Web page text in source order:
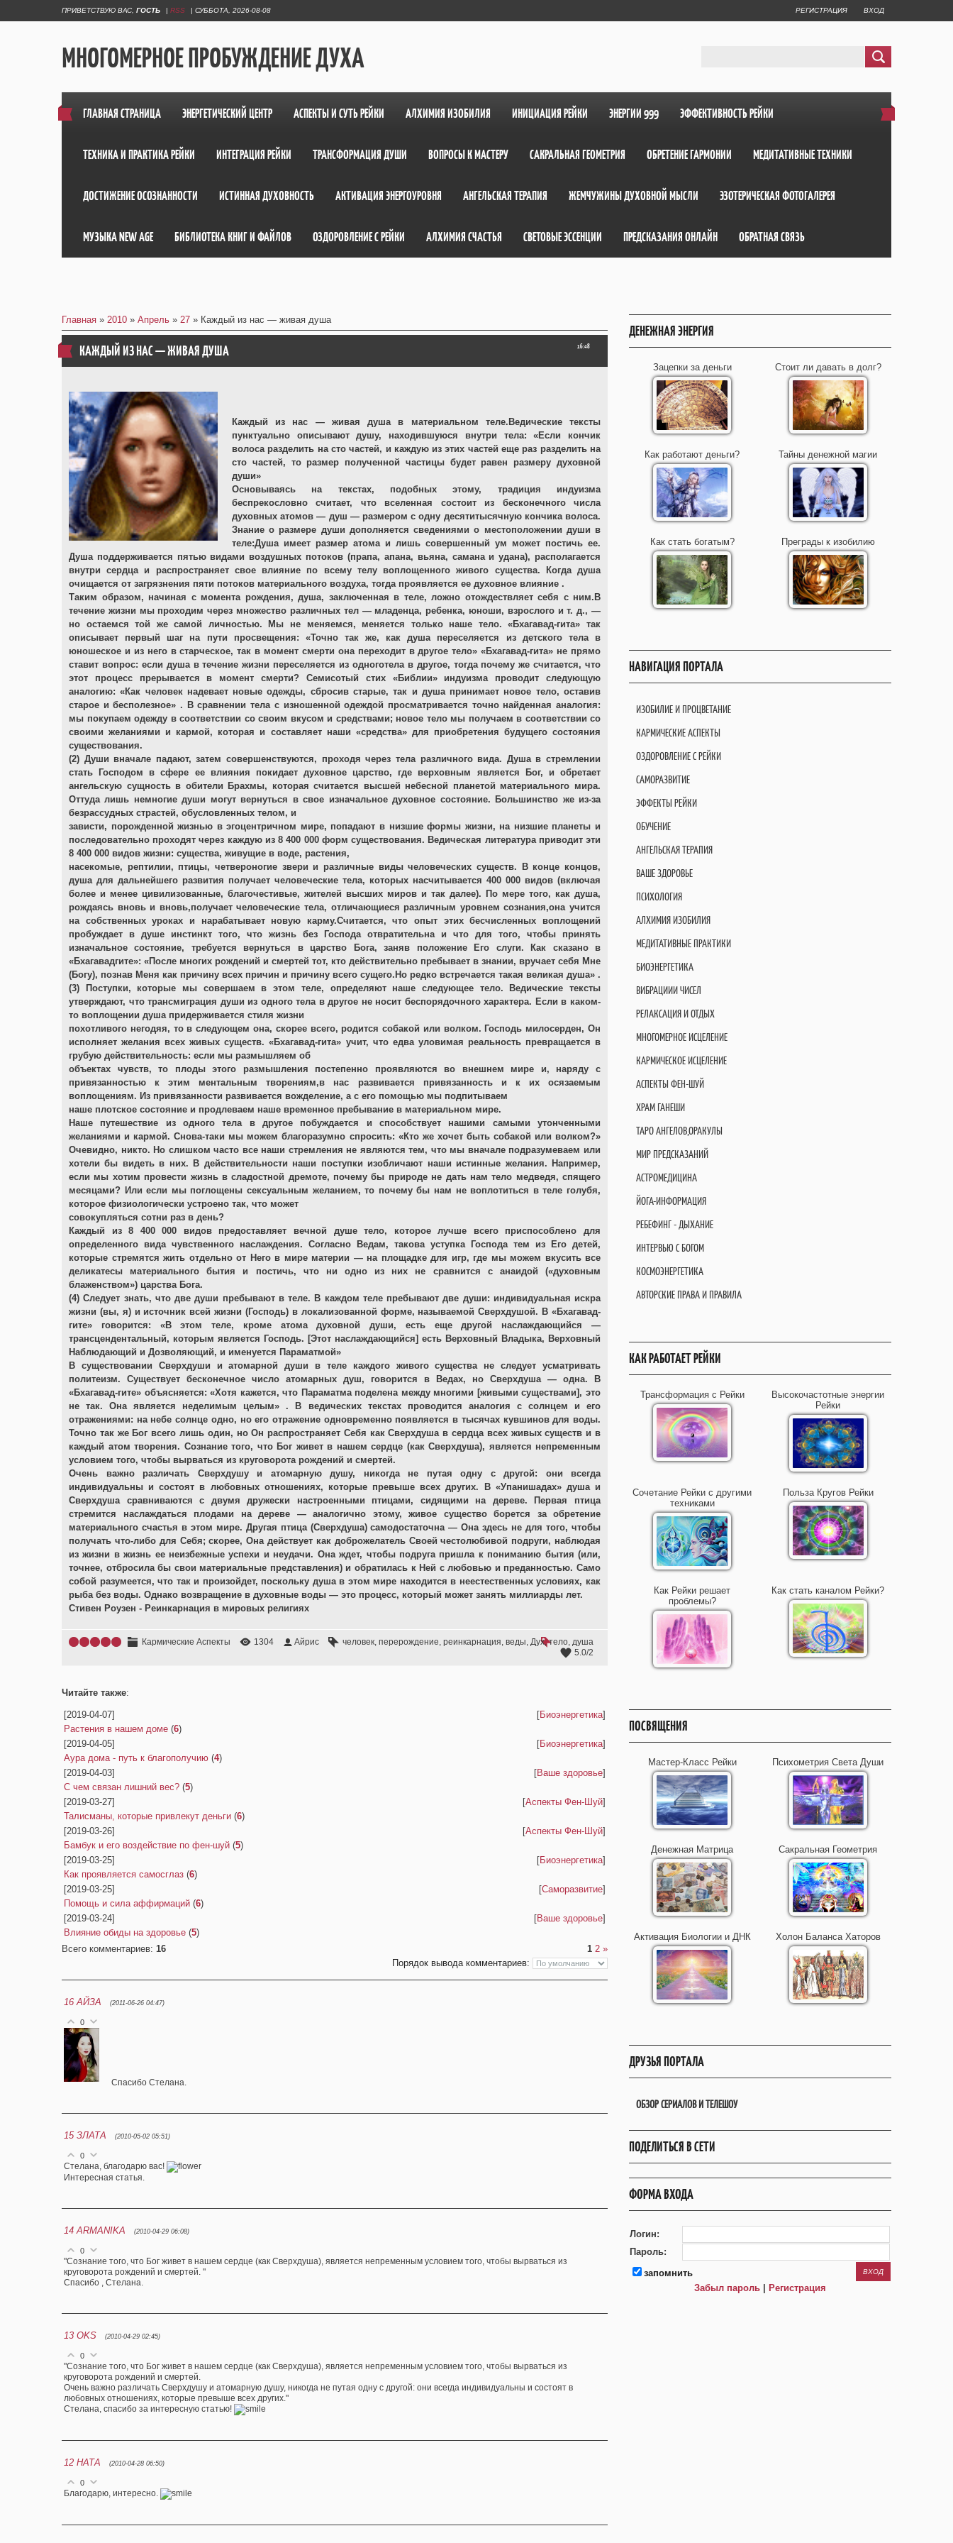
ПРИВЕТСТВУЮ ВАС ГОСТЬ | RSS | СУББОТА, 2026-08-08 РЕГИСТРАЦИЯ ВХОД
МНОГОМЕРНОЕ ПРОБУЖДЕНИЕ ДУХА
ГЛАВНАЯ СТРАНИЦА ЭНЕРГЕТИЧЕСКИЙ ЦЕНТР АСПЕКТЫ И СУТЬ РЕЙКИ АЛХИМИЯ ИЗОБИЛИЯ ИНИЦИАЦИЯ РЕЙКИ ЭНЕРГИИ 999 ЭФФЕКТИВНОСТЬ РЕЙКИ
ТЕХНИКА И ПРАКТИКА РЕЙКИ ИНТЕГРАЦИЯ РЕЙКИ ТРАНСФОРМАЦИЯ ДУШИ ВОПРОСЫ К МАСТЕРУ САКРАЛЬНАЯ ГЕОМЕТРИЯ ОБРЕТЕНИЕ ГАРМОНИИ МЕДИТАТИВНЫЕ ТЕХНИКИ
ДОСТИЖЕНИЕ ОСОЗНАННОСТИ ИСТИННАЯ ДУХОВНОСТЬ АКТИВАЦИЯ ЭНЕРГОУРОВНЯ АНГЕЛЬСКАЯ ТЕРАПИЯ ЖЕМЧУЖИНЫ ДУХОВНОЙ МЫСЛИ ЭЗОТЕРИЧЕСКАЯ ФОТОГАЛЕРЕЯ
МУЗЫКА NEW AGE БИБЛИОТЕКА КНИГ И ФАЙЛОВ ОЗДОРОВЛЕНИЕ С РЕЙКИ АЛХИМИЯ СЧАСТЬЯ СВЕТОВЫЕ ЭССЕНЦИИ ПРЕДСКАЗАНИЯ ОНЛАЙН ОБРАТНАЯ СВЯЗЬ
Главная » 2010 » Апрель » 27 » Каждый из нас — живая душа
16:48
КАЖДЫЙ ИЗ НАС — ЖИВАЯ ДУША
Каждый из нас — живая душа в материальном теле.Ведические тексты
пунктуально описывают душу, находившуюся внутри тела: «Если кончик
волоса разделить на сто частей, и каждую из этих частей еще раз разделить на
сто частей, то размер полученной частицы будет равен размеру духовной
души»
Основываясь на текстах, подобных этому, традиция индуизма
беспрекословно считает, что вселенная состоит из бесконечного числа
духовных атомов — душ — размером с одну десятитысячную кончика волоса.
Знание о размере души дополняется сведениями о местоположении души в
теле:Душа имеет размер атома и лишь совершенный ум может постичь ее.
Душа поддерживается пятью видами воздушных потоков (прапа, апана, вьяна, самана и удана), располагается
внутри сердца и распространяет свое влияние по всему телу воплощенного живого существа. Когда душа
очищается от загрязнения пяти потоков материального воздуха, тогда проявляется ее духовное влияние .
Таким образом, начиная с момента рождения, душа, заключенная в теле, ложно отождествляет себя с ним.В
течение жизни мы проходим через множество различных тел — младенца, ребенка, юноши, взрослого и т. д., —
но остаемся той же самой личностью. Мы не меняемся, меняется только наше тело. «Бхагавад-гита» так
описывает первый шаг на пути просвещения: «Точно так же, как душа переселяется из детского тела в
юношеское и из него в старческое, так в момент смерти она переходит в другое тело» «Бхагавад-гита» не прямо
ставит вопрос: если душа в течение жизни переселяется из одноготела в другое, тогда почему же считается, что
этот процесс прерывается в момент смерти? Семисотый стих «Библии» индуизма проводит следующую
аналогию: «Как человек надевает новые одежды, сбросив старые, так и душа принимает новое тело, оставив
старое и бесполезное» . В сравнении тела с изношенной одеждой просматривается точно найденная аналогия:
мы покупаем одежду в соответствии со своим вкусом и средствами; новое тело мы получаем в соответствии со
своими желаниями и кармой, которая и составляет наши «средства» для приобретения будущего состояния
существования.
(2) Души вначале падают, затем совершенствуются, проходя через тела различного вида. Душа в стремлении
стать Господом в сфере ее влияния покидает духовное царство, где верховным является Бог, и обретает
ангельскую сущность в обители Брахмы, которая считается высшей небесной планетой материального мира.
Оттуда лишь немногие души могут вернуться в свое изначальное духовное состояние. Большинство же из-за
безрассудных страстей, обусловленных телом, и
зависти, порожденной жизнью в эгоцентричном мире, попадают в низшие формы жизни, на низшие планеты и
последовательно проходят через каждую из 8 400 000 форм существования. Ведическая литература приводит эти
8 400 000 видов жизни: существа, живущие в воде, растения,
насекомые, рептилии, птицы, четвероногие звери и различные виды человеческих существ. В конце концов,
душа для дальнейшего развития получает человеческие тела, которых насчитывается 400 000 видов (включая
более и менее цивилизованные, благочестивые, жителей высших миров и так далее). По мере того, как душа,
рождаясь вновь и вновь,получает человеческие тела, отличающиеся различным уровнем сознания,она учится
на собственных уроках и нарабатывает новую карму.Считается, что опыт этих бесчисленных воплощений
пробуждает в душе инстинкт того, что жизнь без Господа отвратительна и что для того, чтобы принять
изначальное состояние, требуется вернуться в царство Бога, заняв положение Его слуги. Как сказано в
«Бхагавадгите»: «После многих рождений и смертей тот, кто действительно пребывает в знании, вручает себя Мне
(Богу), познав Меня как причину всех причин и причину всего сущего.Но редко встречается такая великая душа» .
(3) Поступки, которые мы совершаем в этом теле, определяют наше следующее тело. Ведические тексты
утверждают, что трансмиграция души из одного тела в другое не носит беспорядочного характера. Если в каком-
то воплощении душа придерживается стиля жизни
похотливого негодяя, то в следующем она, скорее всего, родится собакой или волком. Господь милосерден, Он
исполняет желания всех живых существ. «Бхагавад-гита» учит, что едва уловимая реальность превращается в
грубую действительность: если мы размышляем об
объектах чувств, то плоды этого размышления постепенно проявляются во внешнем мире и, наряду с
привязанностью к этим ментальным творениям,в нас развивается привязанность и к их осязаемым
воплощениям. Из привязанности развивается вожделение, а с его помощью мы подпитываем
наше плотское состояние и продлеваем наше временное пребывание в материальном мире.
Наше путешествие из одного тела в другое побуждается и способствует нашими самыми утонченными
желаниями и кармой. Снова-таки мы можем благоразумно спросить: «Кто же хочет быть собакой или волком?»
Очевидно, никто. Но слишком часто все наши стремления не являются тем, что мы вначале подразумеваем или
хотели бы видеть в них. В действительности наши поступки изобличают наши истинные желания. Например,
если мы хотим провести жизнь в сладостной дремоте, почему бы природе не дать нам тело медведя, спящего
месяцами? Или если мы поглощены сексуальным желанием, то почему бы нам не воплотиться в теле голубя,
которое физиологически устроено так, что может
совокупляться сотни раз в день?
Каждый из 8 400 000 видов предоставляет вечной душе тело, которое лучше всего приспособлено для
определенного вида чувственного наслаждения. Согласно Ведам, такова уступка Господа тем из Его детей,
которые стремятся жить отдельно от Него в мире материи — на площадке для игр, где мы можем вкусить все
деликатесы материального бытия и постичь, что ни одно из них не сравнится с анаидой («духовным
блаженством») царства Бога.
(4) Следует знать, что две души пребывают в теле. В каждом теле пребывают две души: индивидуальная искра
жизни (вы, я) и источник всей жизни (Господь) в локализованной форме, называемой Сверхдушой. В «Бхагавад-
гите» говорится: «В этом теле, кроме атома духовной души, есть еще другой наслаждающийся —
трансцендентальный, которым является Господь. [Этот наслаждающийся] есть Верховный Владыка, Верховный
Наблюдающий и Дозволяющий, и именуется Параматмой»
В существовании Сверхдуши и атомарной души в теле каждого живого существа не следует усматривать
политеизм. Существует бесконечное число атомарных душ, говорится в Ведах, но Сверхдуша — одна. В
«Бхагавад-гите» объясняется: «Хотя кажется, что Параматма поделена между многими [живыми существами], это
не так. Она является неделимым целым» . В ведических текстах проводится аналогия с солнцем и его
отражениями: на небе солнце одно, но его отражение одновременно появляется в тысячах кувшинов для воды.
Точно так же Бог всего лишь один, но Он распространяет Себя как Сверхдуша в сердца всех живых существ и в
каждый атом творения. Сознание того, что Бог живет в нашем сердце (как Сверхдуша), является непременным
условием того, чтобы вырваться из круговорота рождений и смертей.
Очень важно различать Сверхдушу и атомарную душу, никогда не путая одну с другой: они всегда
индивидуальны и состоят в любовных отношениях, которые превыше всех других. В «Упанишадах» душа и
Сверхдуша сравниваются с двумя дружески настроенными птицами, сидящими на дереве. Первая птица
стремится наслаждаться плодами на дереве — аналогично этому, живое существо борется за обретение
материального счастья в этом мире. Другая птица (Сверхдуша) самодостаточна — Она здесь не для того, чтобы
получать что-либо для Себя; скорее, Она действует как доброжелатель Своей честолюбивой подруги, наблюдая
из жизни в жизнь ее неизбежные успехи и неудачи. Она ждет, чтобы подруга пришла к пониманию бытия (или,
точнее, отбросила бы свои материальные представления) и обратилась к Ней с любовью и преданностью. Само
собой разумеется, что так и произойдет, поскольку душа в этом мире находится в неестественных условиях, как
рыба без воды. Однако возвращение в духовные воды — это процесс, который может занять миллиарды лет.
Стивен Роузен - Реинкарнация в мировых религиях
Кармические Аспекты 1304 Айрис человек, перерождение, реинкарнация, веды, Дух,тело, душа
5.0/2
Читайте также:
[2019-04-07] [Биоэнергетика]
Растения в нашем доме (6)
[2019-04-05]
[Биоэнергетика]
Аура дома - путь к благополучию (4)
[2019-04-03]
[Ваше здоровье]
С чем связан лишний вес? (5)
[2019-03-27]
[Аспекты Фен-Шуй]
Талисманы, которые привлекут деньги (6)
[2019-03-26]
[Аспекты Фен-Шуй]
Бамбук и его воздействие по фен-шуй (5)
[2019-03-25]
[Биоэнергетика]
Как проявляется самосглаз (6)
[2019-03-25]
[Саморазвитие]
Помощь и сила аффирмаций (6)
[2019-03-24]
[Ваше здоровье]
Влияние обиды на здоровье (5)
Всего комментариев: 16 1 2 »
Порядок вывода комментариев:
16 АЙЗА (2011-06-26 04:47)
0
Спасибо Стелана.
15 ЗЛАТА (2010-05-02 05:51)
0
Стелана, благодарю вас!
Интересная статья.
14 ARMANIKA (2010-04-29 06:08)
0
"Сознание того, что Бог живет в нашем сердце (как Сверхдуша), является непременным условием того, чтобы вырваться из
круговорота рождений и смертей. "
Спасибо , Стелана.
13 OKS (2010-04-29 02:45)
0
"Сознание того, что Бог живет в нашем сердце (как Сверхдуша), является непременным условием того, чтобы вырваться из
круговорота рождений и смертей.
Очень важно различать Сверхдушу и атомарную душу, никогда не путая одну с другой: они всегда индивидуальны и состоят в
любовных отношениях, которые превыше всех других."
Стелана, спасибо за интересную статью!
12 НАТА (2010-04-28 06:50)
0
Благодарю, интересно.
ДЕНЕЖНАЯ ЭНЕРГИЯ
Зацепки за деньги Стоит ли давать в долг?
Как работают деньги? Тайны денежной магии
Как стать богатым? Преграды к изобилию
НАВИГАЦИЯ ПОРТАЛА
ИЗОБИЛИЕ И ПРОЦВЕТАНИЕ
КАРМИЧЕСКИЕ АСПЕКТЫ
ОЗДОРОВЛЕНИЕ С РЕЙКИ
САМОРАЗВИТИЕ
ЭФФЕКТЫ РЕЙКИ
ОБУЧЕНИЕ
АНГЕЛЬСКАЯ ТЕРАПИЯ
ВАШЕ ЗДОРОВЬЕ
ПСИХОЛОГИЯ
АЛХИМИЯ ИЗОБИЛИЯ
МЕДИТАТИВНЫЕ ПРАКТИКИ
БИОЭНЕРГЕТИКА
ВИБРАЦИИИ ЧИСЕЛ
РЕЛАКСАЦИЯ И ОТДЫХ
МНОГОМЕРНОЕ ИСЦЕЛЕНИЕ
КАРМИЧЕСКОЕ ИСЦЕЛЕНИЕ
АСПЕКТЫ ФЕН-ШУЙ
ХРАМ ГАНЕШИ
ТАРО АНГЕЛОВ,ОРАКУЛЫ
МИР ПРЕДСКАЗАНИЙ
АСТРОМЕДИЦИНА
ЙОГА-ИНФОРМАЦИЯ
РЕБЕФИНГ - ДЫХАНИЕ
ИНТЕРВЬЮ С БОГОМ
КОСМОЭНЕРГЕТИКА
АВТОРСКИЕ ПРАВА И ПРАВИЛА
КАК РАБОТАЕТ РЕЙКИ
Трансформация с Рейки
Высокочастотные энергии
Рейки
Сочетание Рейки с другими
техниками
Польза Кругов Рейки
Как Рейки решает
проблемы?
Как стать каналом Рейки?
ПОСВЯЩЕНИЯ
Мастер-Класс Рейки Психометрия Света Души
Денежная Матрица Сакральная Геометрия
Активация Биологии и ДНК Холон Баланса Хаторов
ДРУЗЬЯ ПОРТАЛА
ОБЗОР СЕРИАЛОВ И ТЕЛЕШОУ
ПОДЕЛИТЬСЯ В СЕТИ
ФОРМА ВХОДА
Логин:
Пароль:
запомнить
Забыл пароль
Регистрация